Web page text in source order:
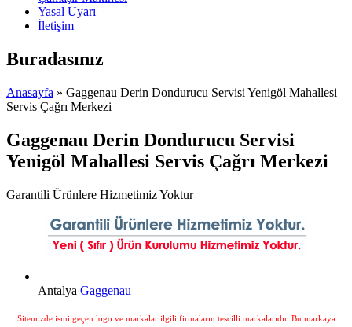
Yasal Uyarı
İletişim
Buradasınız
Anasayfa » Gaggenau Derin Dondurucu Servisi Yenigöl Mahallesi
Servis Çağrı Merkezi
Gaggenau Derin Dondurucu Servisi
Yenigöl Mahallesi Servis Çağrı Merkezi
Garantili Ürünlere Hizmetimiz Yoktur
Antalya Gaggenau
Sitemizde ismi geçen logo ve markalar ilgili firmaların tescilli markalarıdır. Bu markaya